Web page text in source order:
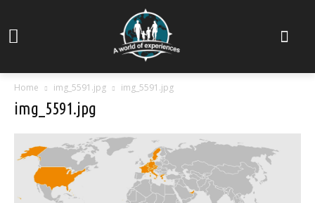
Home img_5591.jpg img_5591.jpg
img_5591.jpg